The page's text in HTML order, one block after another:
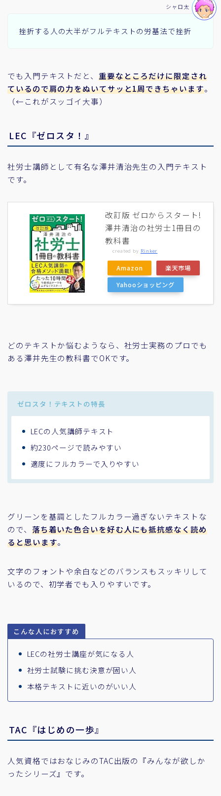
挫折する人の大半がフルテキストの労基法で挫折
シャロ太
でも入門テキストだと、 重要なところだけに限定され
ているので肩の力をぬいてサッと1周できちゃいます。
（←これがスッゴイ大事）
LEC『ゼロスタ！』
社労士講師として有名な澤井清治先生の入門テキスト
です。
改訂版 ゼロからスタート!
澤井清治の社労士1冊目の
教科書
created by Rinker
Amazon
楽天市場
Yahooショッピング
どのテキストか悩むようなら、社労士実務のプロでも
ある澤井先生の教科書でOKです。
ゼロスタ！テキストの特長
LECの人気講師テキスト
約230ページで読みやすい
適度にフルカラーで入りやすい
グリーンを基調としたフルカラー過ぎないテキストな
ので、 落ち着いた色合いを好む人にも抵抗感なく読め
ると思います。
文字のフォントや余白などのバランスもスッキリして
いるので、初学者でも入りやすいです。
こんな人におすすめ
LECの社労士講座が気になる人
社労士試験に挑む決意が固い人
本格テキストに近いのがいい人
TAC『はじめの一歩』
人気資格ではおなじみのTAC出版の『みんなが欲しか
ったシリーズ』です。